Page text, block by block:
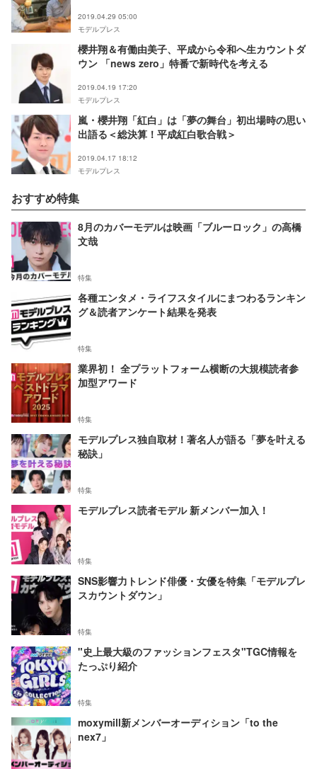
2019.04.29 05:00
モデルプレス
櫻井翔＆有働由美子、平成から令和へ生カウントダ
ウン 「news zero」特番で新時代を考える
2019.04.19 17:20
モデルプレス
嵐・櫻井翔「紅白」は「夢の舞台」初出場時の思い
出語る＜総決算！平成紅白歌合戦＞
2019.04.17 18:12
モデルプレス
おすすめ特集
8月のカバーモデルは映画「ブルーロック」の高橋
文哉
特集
各種エンタメ・ライフスタイルにまつわるランキン
グ＆読者アンケート結果を発表
特集
業界初！ 全プラットフォーム横断の大規模読者参
加型アワード
特集
モデルプレス独自取材！著名人が語る「夢を叶える
秘訣」
特集
モデルプレス読者モデル 新メンバー加入！
特集
SNS影響力トレンド俳優・女優を特集「モデルプレ
スカウントダウン」
特集
"史上最大級のファッションフェスタ"TGC情報を
たっぷり紹介
特集
moxymill新メンバーオーディション「to the
nex7」